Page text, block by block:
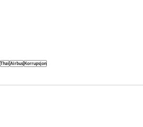
Thai Airbus Korrupsjon